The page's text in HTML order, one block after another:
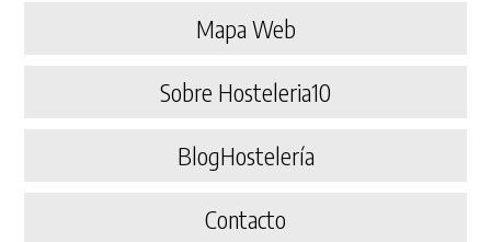
Mapa Web
Sobre Hosteleria10
BlogHostelería
Contacto